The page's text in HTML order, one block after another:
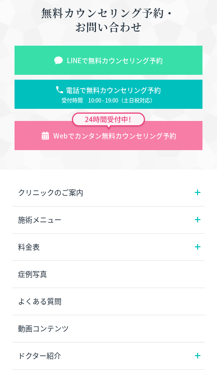
無料カウンセリング予約・
お問い合わせ
LINEで無料カウンセリング予約
電話で無料カウンセリング予約
受付時間 10:00 - 19:00（土日祝対応）
Webでカンタン無料カウンセリング予約
クリニックのご案内
施術メニュー
料金表
症例写真
よくある質問
動画コンテンツ
ドクター紹介